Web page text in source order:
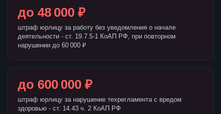
до 48 000 ₽
штраф юрлицу за работу без уведомления о начале
деятельности - ст. 19.7.5-1 КоАП РФ, при повторном
нарушении до 60 000 ₽
до 600 000 ₽
штраф юрлицу за нарушение техрегламента с вредом
здоровью - ст. 14.43 ч. 2 КоАП РФ